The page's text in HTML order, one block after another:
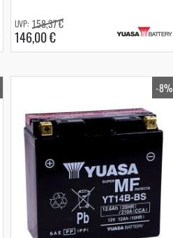
146,00 €
158,37 €
-8%